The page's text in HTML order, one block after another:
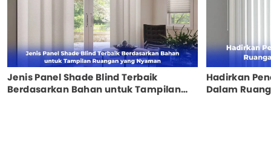
Jenis Panel Shade Blind Terbaik
Berdasarkan Bahan untuk Tampilan
Hadirkan Pencahayaan Natural di
Dalam